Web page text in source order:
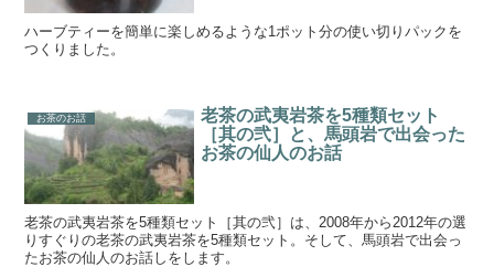
ハーブティーを簡単に楽しめるような1ポット分の使い切りパックを
つくりました。
お茶のお話
老茶の武夷岩茶を5種類セット
［其の弐］と、馬頭岩で出会った
お茶の仙人のお話
老茶の武夷岩茶を5種類セット［其の弐］は、2008年から2012年の選
りすぐりの老茶の武夷岩茶を5種類セット。そして、馬頭岩で出会っ
たお茶の仙人のお話しをします。